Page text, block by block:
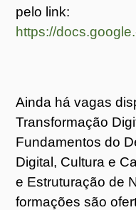
pelo link:
https://
Ainda há vagas
Transformação
Fundamentos do
Digital, Cultura e
e Estruturação de
formações são